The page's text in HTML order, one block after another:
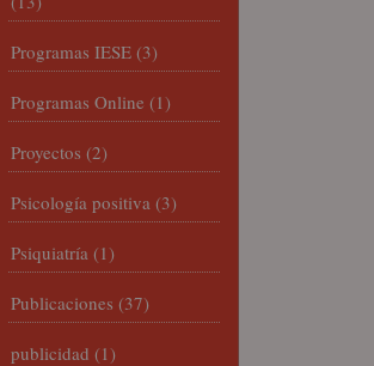
Programas IESE (3)
Programas Online (1)
Proyectos (2)
Psicología positiva (3)
Psiquiatría (1)
Publicaciones (37)
publicidad (1)